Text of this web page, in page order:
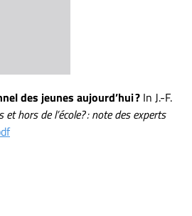
des jeunes aujourd’hui ? In J.-F.
hors de l’école? : note des experts